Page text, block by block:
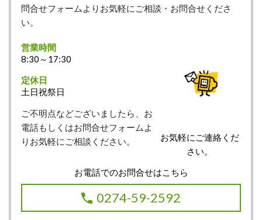
問合せフォームよりお気軽にご相談・お問合せくださ
い。
お気軽にご連絡くだ
さい。
営業時間
8:30～17:30
定休日
土日祝祭日
ご不明点などございましたら、お
電話もしくはお問合せフォームよ
りお気軽にご相談ください。
お電話でのお問合せはこちら
0274-59-2592